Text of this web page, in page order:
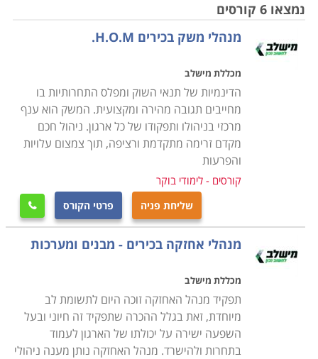
האחזקה עליו להיות מוכשר, מיומן ובעל הידע הנדרש על
מנת לעסוק בתפקיד ביעילות.
קורס ניהול אחזקה מספק ידע רב בתחום ומאפשר לעסוק
כמנהל אחזקה הן בארגונים מסחריים והן בארגונים ציבוריים
ופרטיים. במסגרת הקורס נלמדים נושאים מגוונים כדוגמת
תיקונים טכניים של אלמנטים שונים במבנה, התקנת ריהוט
וציוד כדוגמת ארונות, מדפים, לוחות ומזגנים. כמו כן נלמדים
תחומים כדוגמת קשר עם ספקים ועם מנהלים
עוד נרכשת היכולת לבצע סקירה של המוסד או המבנה
בתחום אחריותו של איש המקצוע בניסיון לאתר מפגעים
הדורשים תיקון כמו למשל, מעליות שפג תוקף האחריות
עליהן ויש להזמין את חברת המעליות לתחזוקה שוטפת,
מזגנים רעועים הנוטים ליפול ומהווים סיכון בטיחותי, עצים
בסביבת חצר המוסד שיש לטפל בהם על מנת למנוע סיכון
בטיחותי וכדומה.
נמצאו 6 קורסים
מנהלי משק בכירים H.O.M.
מכללת מישלב
הדינמיות של תנאי השוק ומפלס התחרותיות בו
מחייבים תגובה מהירה ומקצועית. המשק הוא ענף
מרכזי בניהולו ותפקודו של כל ארגון. ניהול חכם
מקדם זרימה מתקדמת ורציפה, תוך צמצום עלויות
והפרעות
קורסים - לימודי בוקר
שליחת פניה פרטי הקורס 
מנהלי אחזקה בכירים - מבנים ומערכות
מכללת מישלב
תפקיד מנהל האחזקה זוכה היום לתשומת לב
מיוחדת, זאת בגלל ההכרה שתפקיד זה חיוני ובעל
השפעה ישירה על יכולתו של הארגון לעמוד
בתחרות ולהישרד. מנהל האחזקה נותן מענה ניהולי